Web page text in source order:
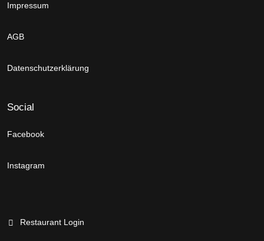
Impressum
AGB
Datenschutzerklärung
Social
Facebook
Instagram
Restaurant Login